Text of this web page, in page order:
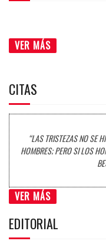
VER MÁS
CITAS
“LAS TRISTEZAS NO SE
HOMBRES; PERO SI LOS
VER MÁS
EDITORIAL